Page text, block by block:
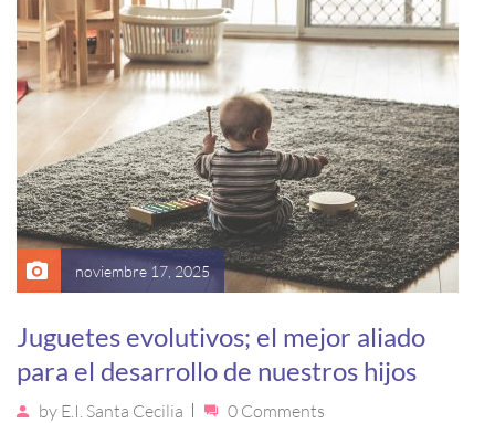
noviembre 17, 2025
Juguetes evolutivos; el mejor aliado
para el desarrollo de nuestros hijos
by E.I. Santa Cecilia 0 Comments